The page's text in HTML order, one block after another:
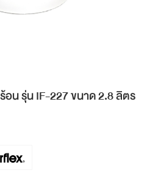
อน รุ่น IF-227 ขนาด 2.8 ลิตร